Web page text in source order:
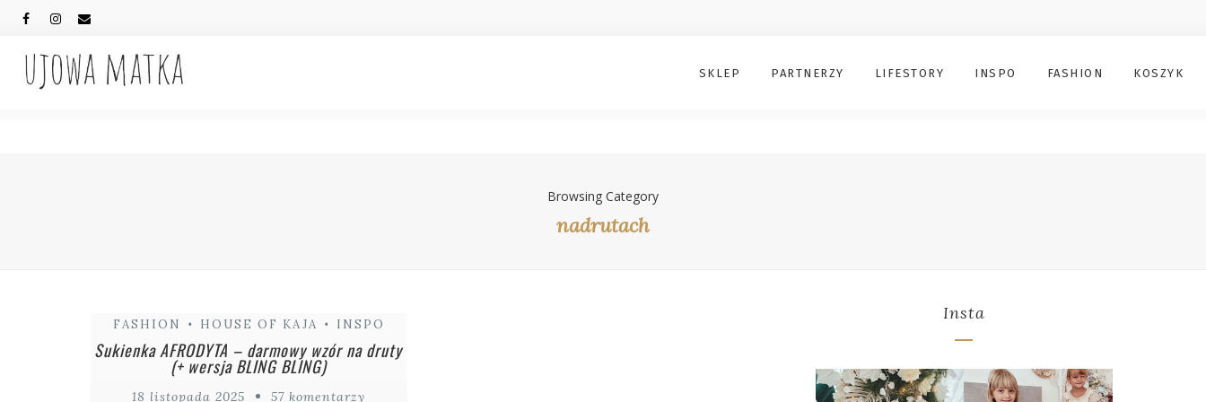
SKLEP PARTNERZY LIFESTORY INSPO FASHION KOSZYK
Browsing Category
nadrutach
FASHION • HOUSE OF KAJA • INSPO
Sukienka AFRODYTA – darmowy wzór na druty
(+ wersja BLING BLING)
18 listopada 2025 57 komentarzy
Insta